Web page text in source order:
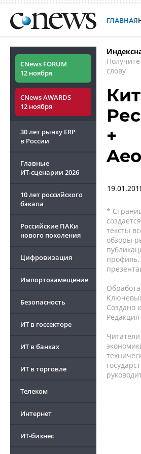
ГЛАВНАЯ
CNews FORUM
12 ноября
CNews AWARDS
12 ноября
30 лет рынку ERP
в России
Главные
ИТ-сценарии 2026
10 лет российского
бэкапа
Российские ПАКи
нового поколения
Цифровизация
Импортозамещение
Безопасность
ИТ в госсекторе
ИТ в банках
ИТ в торговле
Телеком
Интернет
ИТ-бизнес
слову
+
*
тексты
обзоры
Создано